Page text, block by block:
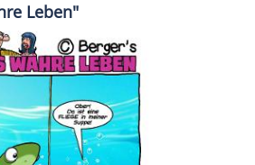
Leben"